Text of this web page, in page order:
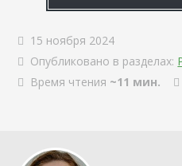
15 ноября 2024
Опубликовано в разделах:
Время чтения ~11 мин.